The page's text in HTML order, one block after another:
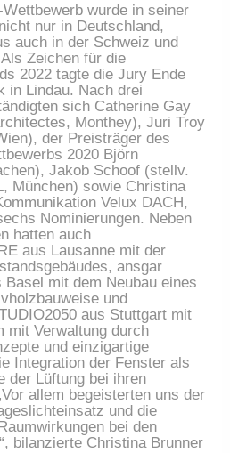
wurde in seiner
nur in Deutschland,
auch in der Schweiz und
Zeichen für die
2022 tagte die Jury Ende
in Lindau. Nach drei
sich Catherine Gay
Monthey), Juri Troy
der Preisträger des
2020 Björn
Jakob Schoof (stellv.
München) sowie Christina
Velux DACH,
Nominierungen. Neben
hatten auch
aus Lausanne mit der
ansgar
mit dem Neubau eines
und
aus Stuttgart mit
mit Verwaltung durch
und einzigartige
Integration der Fenster als
der Lüftung bei ihren
allem begeisterten uns der
und die
bei den
bilanzierte Christina Brunner